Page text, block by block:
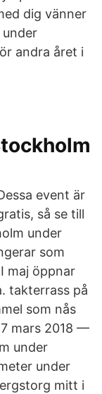
dig vänner
andra året i
event är
så se till
under
som
maj öppnar
takterrass på
som nås
mars 2018 —
under
under
mitt i